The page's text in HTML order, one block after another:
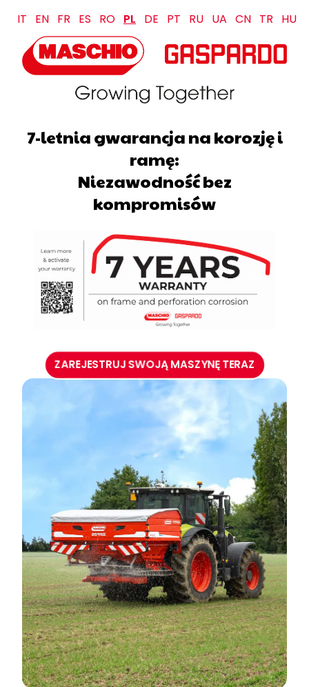
IT EN FR ES RO PL DE PT RU UA CN TR HU
7-letnia gwarancja na korozję i
ramę:
Niezawodność bez
kompromisów
ZAREJESTRUJ SWOJĄ MASZYNĘ TERAZ